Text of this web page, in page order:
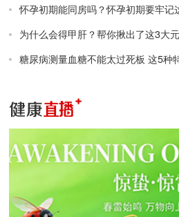
怀孕初期能同房吗？怀孕初期要牢记
为什么会得甲肝？帮你揪出了这3大
糖尿病测量血糖不能太过死板 这5种